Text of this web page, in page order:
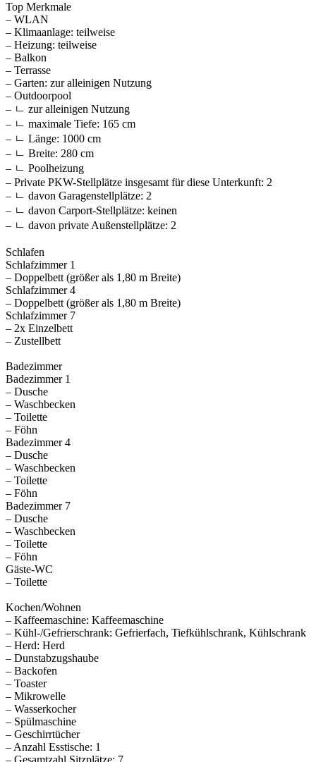
Top Merkmale
– WLAN
– Klimaanlage: teilweise
– Heizung: teilweise
– Balkon
– Terrasse
– Garten: zur alleinigen Nutzung
– Outdoorpool
– ㄴ zur alleinigen Nutzung
– ㄴ maximale Tiefe: 165 cm
– ㄴ Länge: 1000 cm
– ㄴ Breite: 280 cm
– ㄴ Poolheizung
– Private PKW-Stellplätze insgesamt für diese Unterkunft: 2
– ㄴ davon Garagenstellplätze: 2
– ㄴ davon Carport-Stellplätze: keinen
– ㄴ davon private Außen­stellplätze: 2
Schlafen
Schlafzimmer 1
– Doppelbett (größer als 1,80 m Breite)
Schlafzimmer 4
– Doppelbett (größer als 1,80 m Breite)
Schlafzimmer 7
– 2x Einzelbett
– Zustellbett
Badezimmer
Badezimmer 1
– Dusche
– Waschbecken
– Toilette
– Föhn
Badezimmer 4
– Dusche
– Waschbecken
– Toilette
– Föhn
Badezimmer 7
– Dusche
– Waschbecken
– Toilette
– Föhn
Gäste-WC
– Toilette
Kochen/Wohnen
– Kaffeemaschine: Kaffeemaschine
– Kühl-/Gefrierschrank: Gefrierfach, Tiefkühlschrank, Kühlschrank
– Herd: Herd
– Dunstabzugshaube
– Backofen
– Toaster
– Mikrowelle
– Wasserkocher
– Spülmaschine
– Geschirrtücher
– Anzahl Esstische: 1